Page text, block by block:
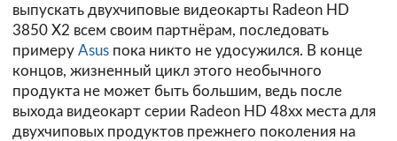
выпускать двухчиповые видеокарты Radeon HD
3850 X2 всем своим партнёрам, последовать
примеру Asus пока никто не удосужился. В конце
концов, жизненный цикл этого необычного
продукта не может быть большим, ведь после
выхода видеокарт серии Radeon HD 48xx места для
двухчиповых продуктов прежнего поколения на